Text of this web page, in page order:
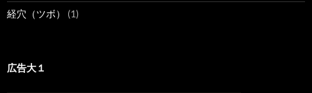
経穴（ツボ） (1)
広告大１